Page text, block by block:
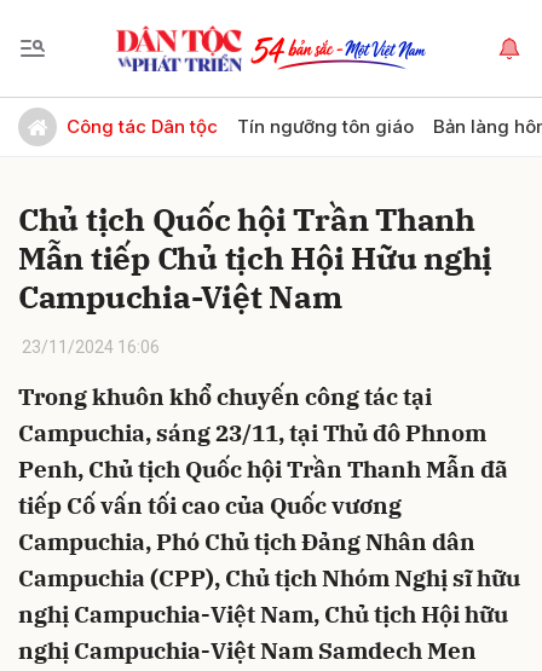
Công tác Dân tộc Tín ngưỡng tôn giáo Bản làng
Chủ tịch Quốc hội Trần Thanh
Mẫn tiếp Chủ tịch Hội Hữu nghị
Campuchia-Việt Nam
23/11/2024 16:06
Trong khuôn khổ chuyến công tác tại
Campuchia, sáng 23/11, tại Thủ đô Phnom
Penh, Chủ tịch Quốc hội Trần Thanh Mẫn đã
tiếp Cố vấn tối cao của Quốc vương
Campuchia, Phó Chủ tịch Đảng Nhân dân
Campuchia (CPP), Chủ tịch Nhóm Nghị sĩ hữu
nghị Campuchia-Việt Nam, Chủ tịch Hội hữu
nghị Campuchia-Việt Nam Samdech Men
Gửi bình luận